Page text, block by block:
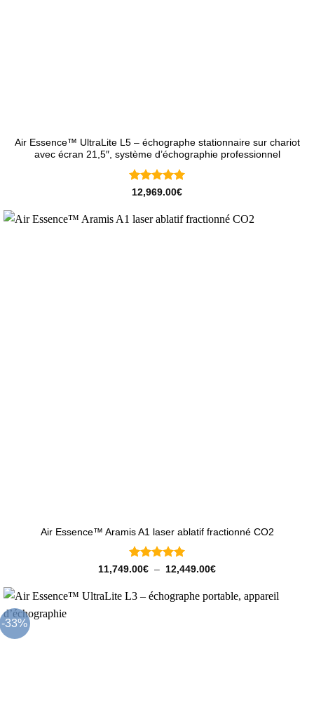
Air Essence™ UltraLite L5 – échographe stationnaire sur chariot
avec écran 21,5″, système d’échographie professionnel
Note5sur
12,969.00€
Air Essence™ Aramis A1 laser ablatif fractionné CO2
Note5 sur
11,749.00€ – 12,449.00€Plage
11,749.00€
-33%